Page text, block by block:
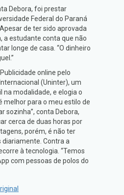
Debora, foi prestar
Federal do Paraná
de ter sido aprovada
a estudante conta que não
longe de casa. “O dinheiro
online pelo
(Uninter), um
na modalidade, e elogia o
melhor para o meu estilo de
sozinha”, conta Debora,
cerca de duas horas por
porém, é não ter
Contra a
à tecnologia. “Temos
com pessoas de polos do